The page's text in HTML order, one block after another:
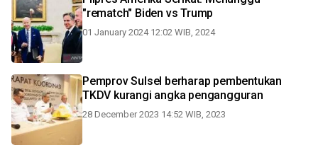
"rematch" Biden vs Trump
01 January 2024 12:02 WIB, 2024
Pemprov Sulsel berharap pembentukan
TKDV kurangi angka pengangguran
28 December 2023 14:52 WIB, 2023